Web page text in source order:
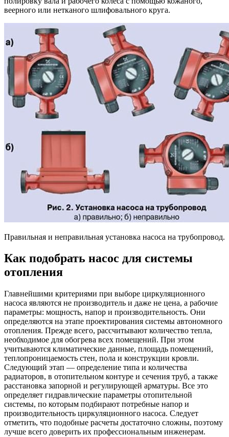
веерного или нетканого шлифовального круга.
Правильная и неправильная установка насоса на трубопровод.
Как подобрать насос для системы
отопления
Главнейшими критериями при выборе циркуляционного
насоса являются не производитель и даже не цена, а рабочие
параметры: мощность, напор и производительность. Они
определяются на этапе проектирования системы автономного
отопления. Прежде всего, рассчитывают количество тепла,
необходимое для обогрева всех помещений. При этом
учитываются климатические данные, площадь помещений,
теплопроницаемость стен, пола и конструкции кровли.
Следующий этап — определение типа и количества
радиаторов, в отопительном контуре и сечения труб, а также
расстановка запорной и регулирующей арматуры. Все это
определяет гидравлические параметры отопительной
системы, по которым подбирают потребные напор и
производительность циркуляционного насоса. Следует
отметить, что подобные расчеты достаточно сложны, поэтому
лучше всего доверить их профессиональным инженерам.